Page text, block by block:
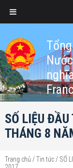
SỐ LIỆU ĐẦU
THÁNG 8
Trang chủ /Tin tức / SỐ